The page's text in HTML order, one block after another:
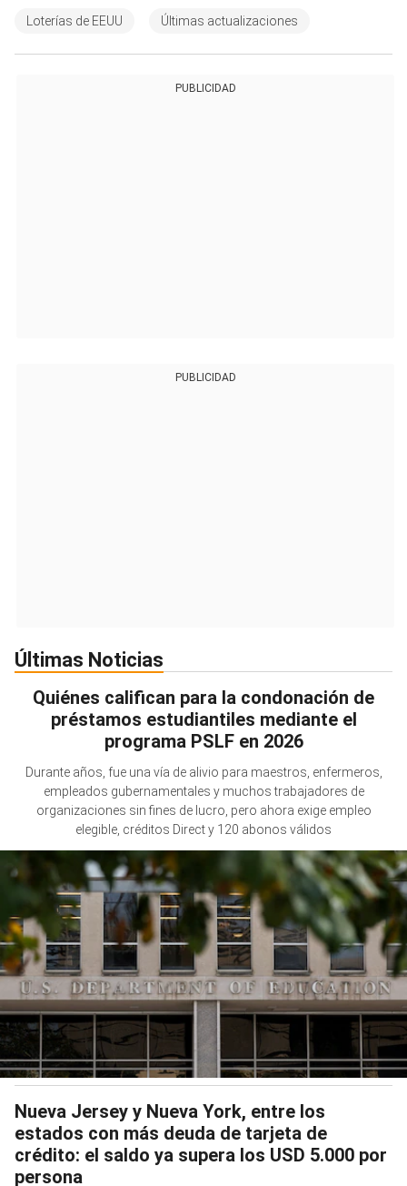
Loterías de EEUU Últimas actualizaciones
PUBLICIDAD
PUBLICIDAD
Últimas Noticias
Quiénes califican para la condonación de
préstamos estudiantiles mediante el
programa PSLF en 2026
Durante años, fue una vía de alivio para maestros, enfermeros,
empleados gubernamentales y muchos trabajadores de
organizaciones sin fines de lucro, pero ahora exige empleo
elegible, créditos Direct y 120 abonos válidos
Nueva Jersey y Nueva York, entre los
estados con más deuda de tarjeta de
crédito: el saldo ya supera los USD 5.000 por
persona